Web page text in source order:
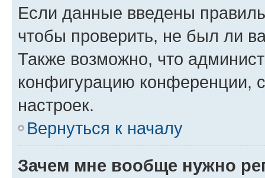
Если данные введены
чтобы проверить, не был ли
Также возможно, что
конфигурацию конференции,
настроек.
Вернуться к началу
Зачем мне вообще нужно